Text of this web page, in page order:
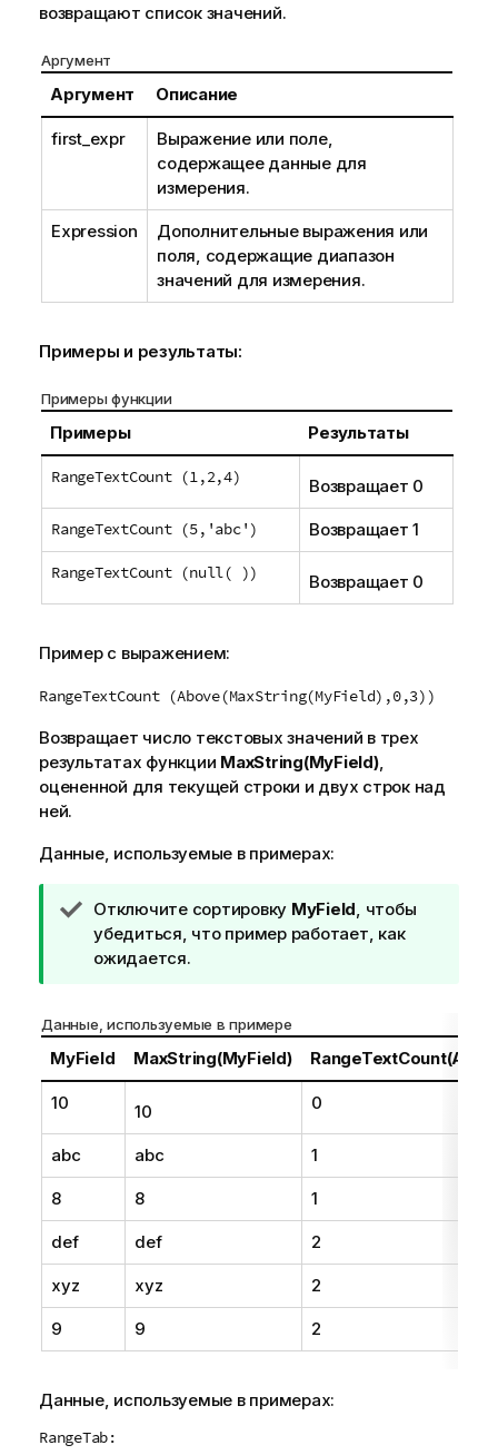
возвращают список значений.
Аргумент
Аргумент Описание
first_expr
Выражение или поле,
содержащее данные для
измерения.
Expression
Дополнительные выражения или
поля, содержащие диапазон
значений для измерения.
Примеры и результаты:
Примеры функции
Примеры Результаты
RangeTextCount (1,2,4) Возвращает 0
RangeTextCount (5,'abc') Возвращает 1
RangeTextCount (null( )) Возвращает 0
Пример с выражением:
RangeTextCount (Above(MaxString(MyField),0,3))
Возвращает число текстовых значений в трех
результатах функции MaxString(MyField),
оцененной для текущей строки и двух строк над
ней.
Данные, используемые в примерах:
П
р
и
ч
а
н
е
п
д
к
Отключите сортировку MyField, чтобы
убедиться, что пример работает, как
ожидается.
Данные, используемые в примере
MyField MaxString(MyField)
10 10 0
abc abc 1
8 8 1
def def 2
xyz xyz 2
9 9 2
Данные, используемые в примерах:
RangeTab: